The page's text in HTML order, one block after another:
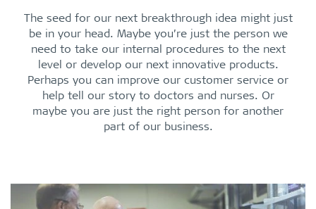
The seed for our next breakthrough idea might just
be in your head. Maybe you’re just the person we
need to take our internal procedures to the next
level or develop our next innovative products.
Perhaps you can improve our customer service or
help tell our story to doctors and nurses. Or
maybe you are just the right person for another
part of our business.